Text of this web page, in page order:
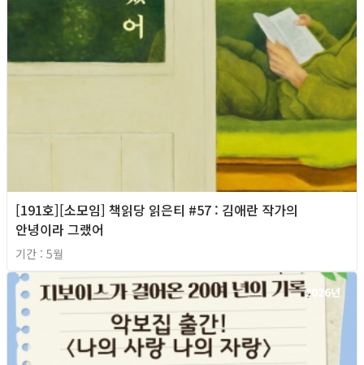
[191호][소모임] 책읽당 읽은티 #57 : 김애란 작가의
안녕이라 그랬어
기간 : 5월
2026년